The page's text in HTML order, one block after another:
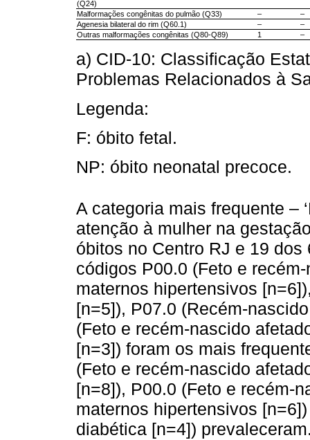
(Q24)
Malformações congênitas do pulmão (Q33)
–
–
Agenesia bilateral do rim (Q60.1)
–
–
Outras malformações congênitas (Q80-Q89)
1 –
a) CID-10: Classificação
Problemas Relacionados à
Legenda:
F: óbito fetal.
NP: óbito neonatal precoce.
A categoria mais frequente –
atenção à mulher na
óbitos no Centro RJ e 19
códigos P00.0 (Feto e
maternos hipertensivos
[n=5]), P07.0 (Recém-
(Feto e recém-nascido
[n=3]) foram os mais
(Feto e recém-nascido
[n=8]), P00.0 (Feto e recém-
maternos hipertensivos
diabética [n=4])